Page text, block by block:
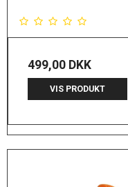
499,00 DKK
VIS PRODUKT